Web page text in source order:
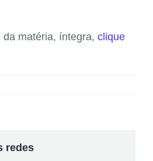
matéria, íntegra, clique
redes